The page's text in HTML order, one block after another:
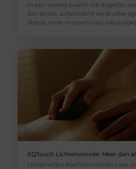
In een wereld waarin we dagelijks
aan stress, schermlicht en drukke
steeds meer mensen naar natuurlijke
EQTouch Lichtenvoorde: Meer dan
Lichamelijke klachten komen vaak